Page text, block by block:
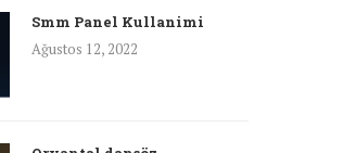
Smm Panel Kullanimi
Ağustos 12, 2022